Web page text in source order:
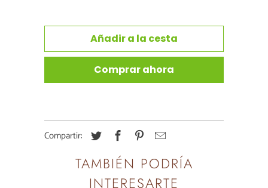
Añadir a la cesta
Comprar ahora
Compartir:
TAMBIÉN PODRÍA
INTERESARTE